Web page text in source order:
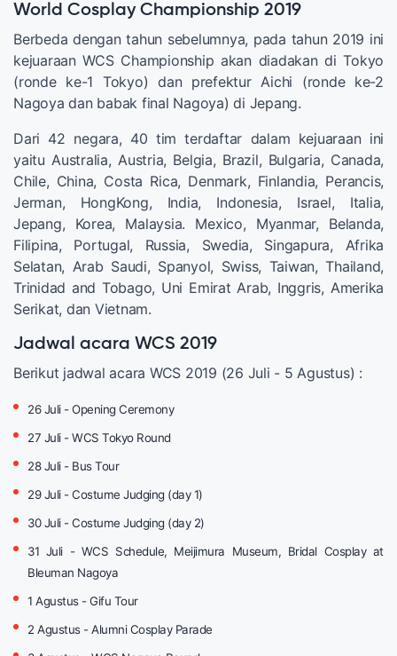
World Cosplay Championship 2019
Berbeda dengan tahun sebelumnya, pada tahun 2019 ini
kejuaraan WCS Championship akan diadakan di Tokyo
(ronde ke-1 Tokyo) dan prefektur Aichi (ronde ke-2
Nagoya dan babak final Nagoya) di Jepang.
Dari 42 negara, 40 tim terdaftar dalam kejuaraan ini
yaitu Australia, Austria, Belgia, Brazil, Bulgaria, Canada,
Chile, China, Costa Rica, Denmark, Finlandia, Perancis,
Jerman, HongKong, India, Indonesia, Israel, Italia,
Jepang, Korea, Malaysia. Mexico, Myanmar, Belanda,
Filipina, Portugal, Russia, Swedia, Singapura, Afrika
Selatan, Arab Saudi, Spanyol, Swiss, Taiwan, Thailand,
Trinidad and Tobago, Uni Emirat Arab, Inggris, Amerika
Serikat, dan Vietnam.
Jadwal acara WCS 2019
Berikut jadwal acara WCS 2019 (26 Juli - 5 Agustus) :
26 Juli - Opening Ceremony
27 Juli - WCS Tokyo Round
28 Juli - Bus Tour
29 Juli - Costume Judging (day 1)
30 Juli - Costume Judging (day 2)
31 Juli - WCS Schedule, Meijimura Museum, Bridal Cosplay at
Bleuman Nagoya
1 Agustus - Gifu Tour
2 Agustus - Alumni Cosplay Parade